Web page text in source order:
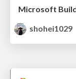
shohei1029